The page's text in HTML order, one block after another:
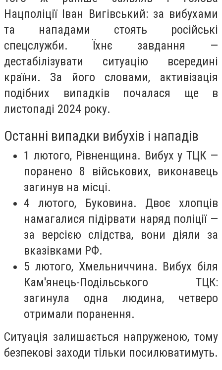
Нацполіції Іван Вигівський: за вибухами
та нападами стоять російські
спецслужби. Їхнє завдання —
дестабілізувати ситуацію всередині
країни. За його словами, активізація
подібних випадків почалася ще в
листопаді 2024 року.
Останні випадки вибухів і нападів
1 лютого, Рівненщина. Вибух у ТЦК —
поранено 8 військових, виконавець
загинув на місці.
4 лютого, Буковина. Двоє хлопців
намагалися підірвати наряд поліції —
за версією слідства, вони діяли за
вказівками РФ.
5 лютого, Хмельниччина. Вибух біля
Кам'янець-Подільського ТЦК:
загинула одна людина, четверо
отримали поранення.
Ситуація залишається напруженою, тому
безпекові заходи тільки посилюватимуть.